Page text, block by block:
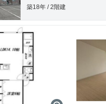
築18年 / 2階建